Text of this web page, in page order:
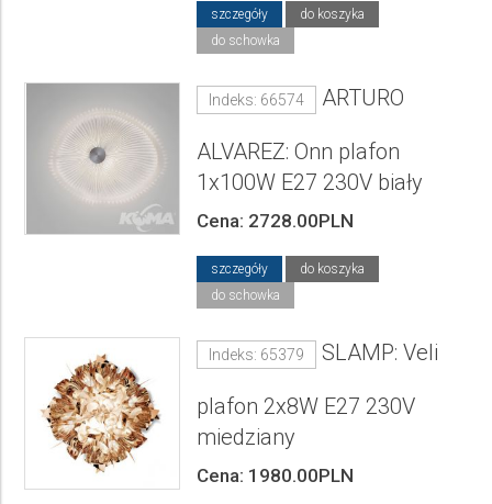
szczegóły
do koszyka
do schowka
Indeks: 66574 ARTURO
ALVAREZ: Onn plafon
1x100W E27 230V biały
Cena: 2728.00PLN
szczegóły
do koszyka
do schowka
Indeks: 65379 SLAMP: Veli
plafon 2x8W E27 230V
miedziany
Cena: 1980.00PLN